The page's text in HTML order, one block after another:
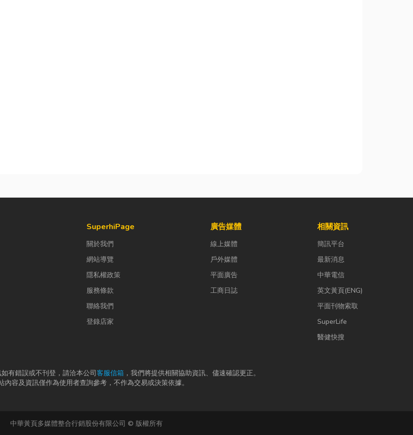
SuperhiPage
關於我們
網站導覽
隱私權政策
服務條款
聯絡我們
登錄店家
廣告媒體
線上媒體
戶外媒體
平面廣告
工商日誌
相關資訊
簡訊平台
最新消息
中華電信
英文黃頁(ENG)
平面刊物索取
SuperLife
醫健快搜
有錯誤或不刊登，請洽本公司客服信箱 ，我們將提供相關協助資訊、儘速確認更正。
內容及資訊僅作為使用者查詢參考，不作為交易或決策依據。
中華黃頁多媒體整合行銷股份有限公司 © 版權所有